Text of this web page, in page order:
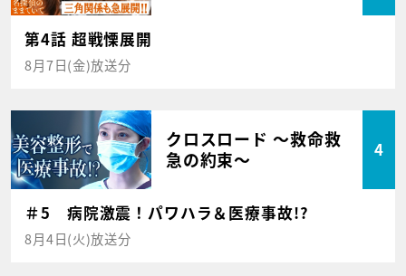
第4話 超戦慄展開
8月7日(金)放送分
クロスロード ～救命救
急の約束～
4
＃5 病院激震！パワハラ＆医療事故!?
8月4日(火)放送分